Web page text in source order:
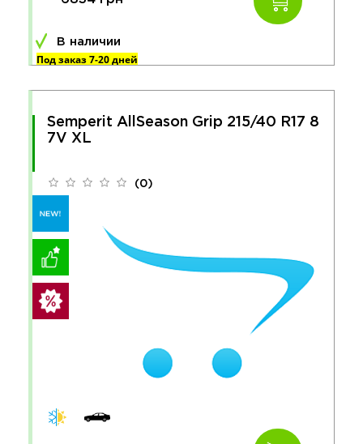
В наличии
Под заказ 7-20 дней
Semperit AllSeason Grip 215/40 R17 8
7V XL
(0)